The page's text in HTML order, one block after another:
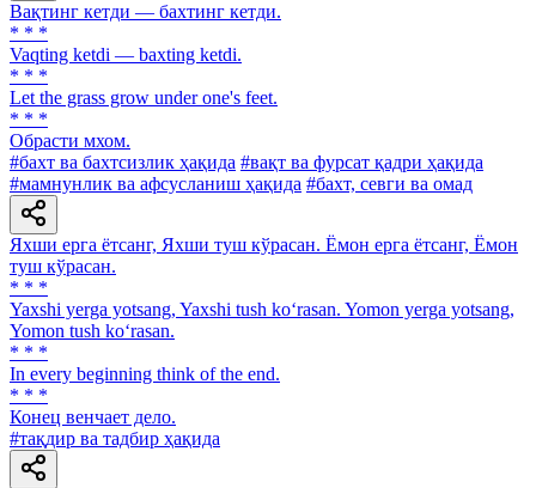
Вақтинг кетди — бахтинг кетди.
* * *
Vaqting ketdi — baxting ketdi.
* * *
Let the grass grow under one's feet.
* * *
Обрасти мхом.
#бахт ва бахтсизлик ҳақида #вақт ва фурсат қадри ҳақида
#мамнунлик ва афсусланиш ҳақида #бахт, севги ва омад
Яхши ерга ётсанг, Яхши туш кўрасан. Ёмон ерга ётсанг, Ёмон
туш кўрасан.
* * *
Yaxshi yerga yotsang, Yaxshi tush ko‘rasan. Yomon yerga yotsang,
Yomon tush ko‘rasan.
* * *
In every beginning think of the end.
* * *
Конец венчает дело.
#тақдир ва тадбир ҳақида